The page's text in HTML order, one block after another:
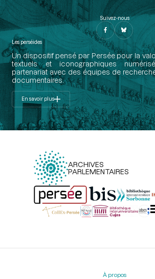
Suivez-nous
Les perséides
Un dispositif pensé par Persée pour la
textuels et iconographiques
partenariat avec des équipes de
documentaires.
En savoir plus
ARCHIVES
PARLEMENTAIRES
Menu
À propos